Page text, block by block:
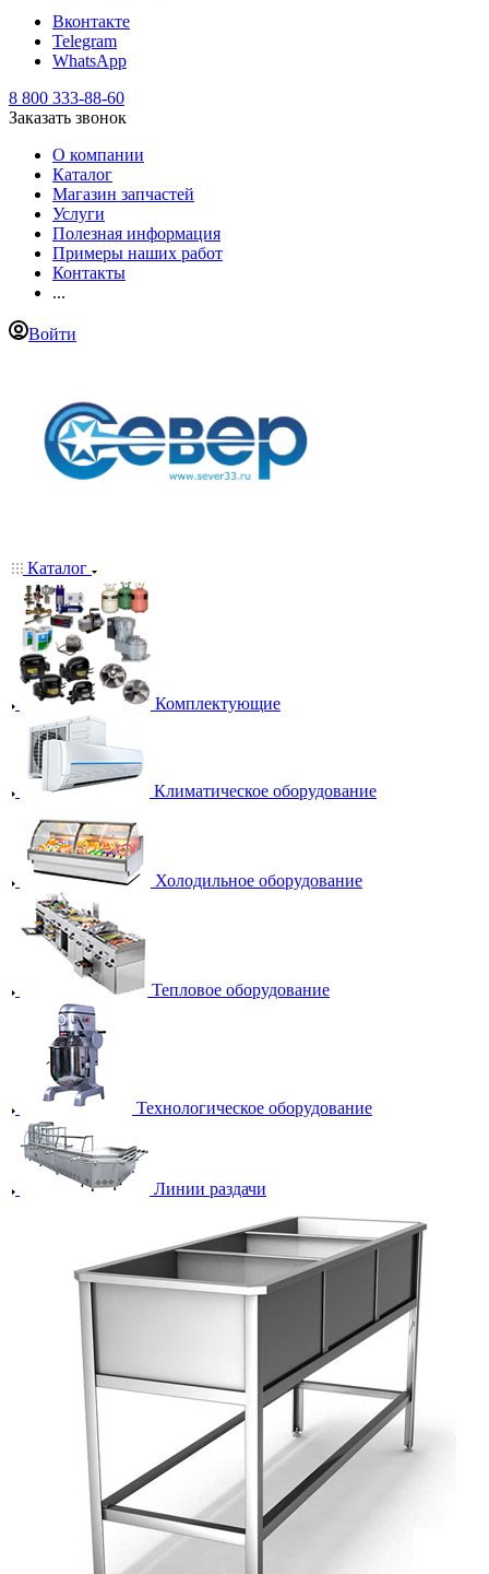
Вконтакте
Telegram
WhatsApp
8 800 333-88-60
Заказать звонок
О компании
Каталог
Магазин запчастей
Услуги
Полезная информация
Примеры наших работ
Контакты
...
Войти
Каталог
Комплектующие
Климатическое оборудование
Холодильное оборудование
Тепловое оборудование
Технологическое оборудование
Линии раздачи